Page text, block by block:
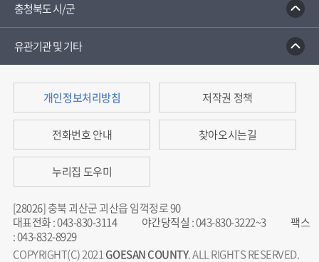
충청북도 시/군
유관기관 및 기타
개인정보처리방침 저작권 정책
전화번호 안내 찾아오시는길
누리집 도우미
[28026] 충북 괴산군 괴산읍 임꺽정로 90
대표전화:043-830-3114 야간당직실 :043-830-3222~3
팩스
:043-832-8929
COPYRIGHT(C) 2021GOESAN COUNTY. ALL RIGHTS RESERVED.